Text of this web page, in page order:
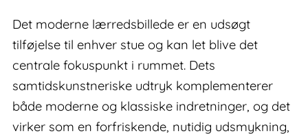
Det moderne lærredsbillede er en udsøgt
tilføjelse til enhver stue og kan let blive det
centrale fokuspunkt i rummet. Dets
samtidskunstneriske udtryk komplementerer
både moderne og klassiske indretninger, og det
virker som en forfriskende, nutidig udsmykning,